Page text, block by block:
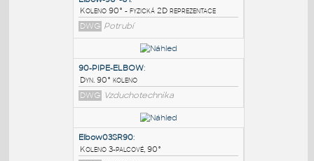
PODOBNÉ BLOKY
Elbow-90°-01:
Koleno 90° - fyzická 2D reprezentace
DWG Potrubí